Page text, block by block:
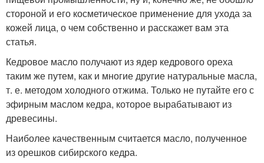
стороной и его косметическое применение для ухода за
кожей лица, о чем собственно и расскажет вам эта
статья.
Кедровое масло получают из ядер кедрового ореха
таким же путем, как и многие другие натуральные масла,
т. е. методом холодного отжима. Только не путайте его с
эфирным маслом кедра, которое вырабатывают из
древесины.
Наиболее качественным считается масло, полученное
из орешков сибирского кедра.